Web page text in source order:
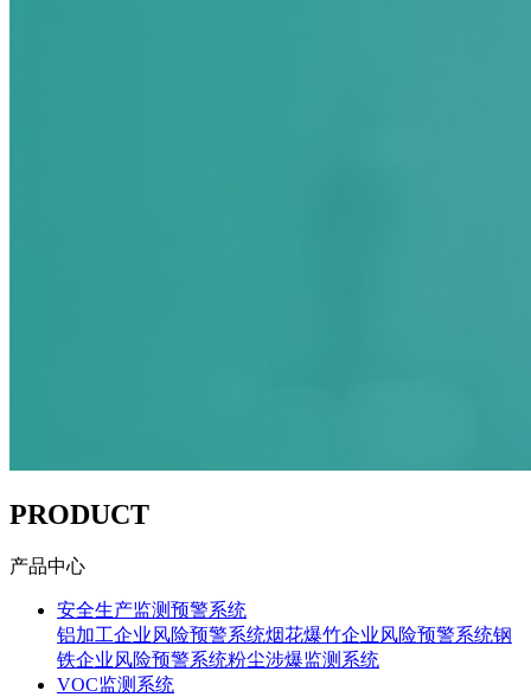
PRODUCT
产品中心
安全生产监测预警系统
铝加工企业风险预警系统烟花爆竹企业风险预警系统钢
铁企业风险预警系统粉尘涉爆监测系统
VOC监测系统